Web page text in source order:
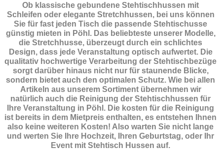
Ob klassische gebundene Stehtischhussen mit
Schleifen oder elegante Stretchhussen, bei uns können
Sie für fast jeden Tisch die passende Stehtischusse
günstig mieten in Pöhl. Das beliebteste unserer Modelle,
die Stretchhusse, überzeugt durch ein schlichtes
Design, dass jede Veranstaltung optisch aufwertet. Die
qualitativ hochwertige Verarbeitung der Stehtischbezüge
sorgt darüber hinaus nicht nur für staunende Blicke,
sondern bietet auch den optimalen Schutz. Wie bei allen
Artikeln aus unserem Sortiment übernehmen wir
natürlich auch die Reinigung der Stehtischhussen für
Ihre Veranstaltung in Pöhl. Die kosten für die Reinigung
ist bereits in dem Mietpreis enthalten, es entstehen Ihnen
also keine weiteren Kosten! Also warten Sie nicht lange
und werten Sie Ihre Hochzeit, Ihren Geburtstag, oder Ihr
Event mit Stehtisch Hussen auf.